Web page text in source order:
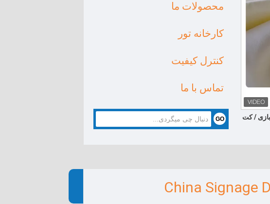
محصولات ما
کارخانه تور
کنترل کیفیت
تماس با ما
اسباب بازی / کت
China Signage